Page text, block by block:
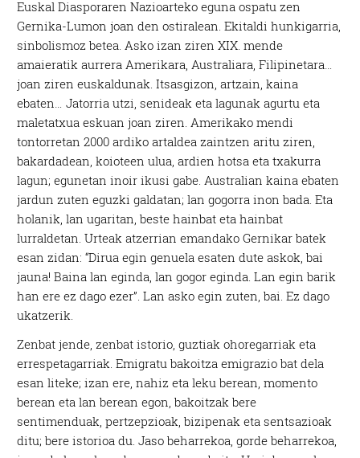
Euskal Diasporaren Nazioarteko eguna ospatu zen
Gernika-Lumon joan den ostiralean. Ekitaldi hunkigarria,
sinbolismoz betea. Asko izan ziren XIX. mende
amaieratik aurrera Amerikara, Australiara, Filipinetara…
joan ziren euskaldunak. Itsasgizon, artzain, kaina
ebaten… Jatorria utzi, senideak eta lagunak agurtu eta
maletatxua eskuan joan ziren. Amerikako mendi
tontorretan 2000 ardiko artaldea zaintzen aritu ziren,
bakardadean, koioteen ulua, ardien hotsa eta txakurra
lagun; egunetan inoir ikusi gabe. Australian kaina ebaten
jardun zuten eguzki galdatan; lan gogorra inon bada. Eta
holanik, lan ugaritan, beste hainbat eta hainbat
lurraldetan. Urteak atzerrian emandako Gernikar batek
esan zidan: “Dirua egin genuela esaten dute askok, bai
jauna! Baina lan eginda, lan gogor eginda. Lan egin barik
han ere ez dago ezer”. Lan asko egin zuten, bai. Ez dago
ukatzerik.
Zenbat jende, zenbat istorio, guztiak ohoregarriak eta
errespetagarriak. Emigratu bakoitza emigrazio bat dela
esan liteke; izan ere, nahiz eta leku berean, momento
berean eta lan berean egon, bakoitzak bere
sentimenduak, pertzepzioak, bizipenak eta sentsazioak
ditu; bere istorioa du. Jaso beharrekoa, gorde beharrekoa,